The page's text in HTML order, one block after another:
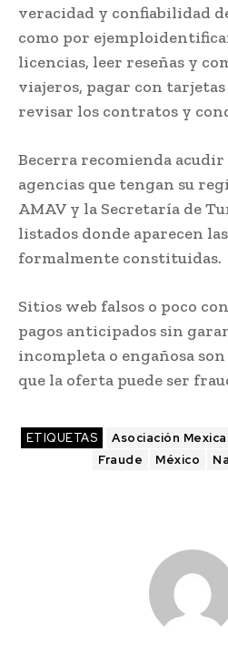
veracidad y confiabilidad
como por
licencias, leer reseñas y
viajeros, pagar con
revisar los contratos y
Becerra recomienda
agencias que tengan su
AMAV y la Secretaría de
listados donde aparecen
formalmente constituidas.
Sitios web falsos o poco
pagos anticipados sin
incompleta o engañosa
que la oferta puede ser
ETIQUETAS
Asociación
Fraude
México